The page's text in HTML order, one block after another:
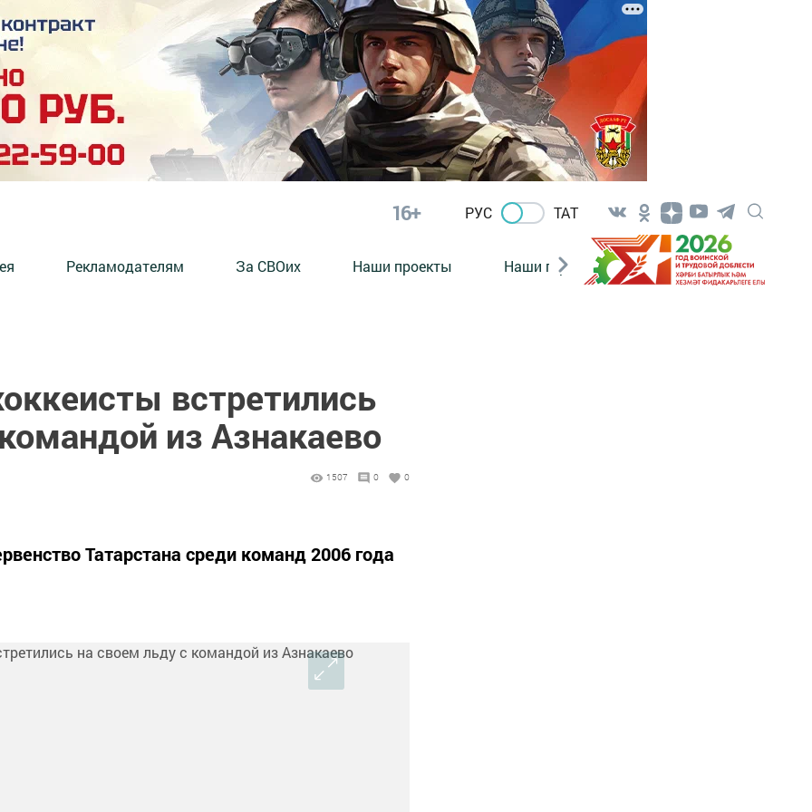
16+ РУС ТАТ
Рекламодателям За СВОих Наши проекты Наши герои Нормативно-правовые
встретились
из Азнакаево
1507 0 0
Татарстана среди команд 2006 года